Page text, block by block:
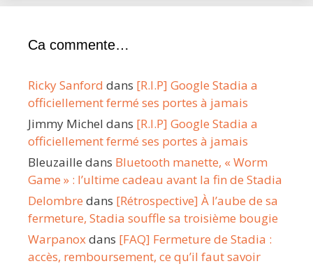
Ca commente…
Ricky Sanford dans [R.I.P] Google Stadia a
officiellement fermé ses portes à jamais
Jimmy Michel dans [R.I.P] Google Stadia a
officiellement fermé ses portes à jamais
Bleuzaille dans Bluetooth manette, « Worm
Game » : l’ultime cadeau avant la fin de Stadia
Delombre dans [Rétrospective] À l’aube de sa
fermeture, Stadia souffle sa troisième bougie
Warpanoxdans [FAQ] Fermeture de Stadia :
accès, remboursement, ce qu’il faut savoir